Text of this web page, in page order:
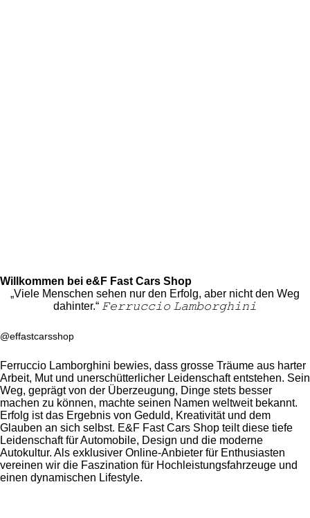
Willkommen bei e&F Fast Cars Shop
„Viele Menschen sehen nur den Erfolg, aber nicht den Weg
dahinter.“ 𝙵𝚎𝚛𝚛𝚞𝚌𝚌𝚒𝚘 𝙻𝚊𝚖𝚋𝚘𝚛𝚐𝚑𝚒𝚗𝚒
@effastcarsshop
Ferruccio Lamborghini bewies, dass grosse Träume aus harter
Arbeit, Mut und unerschütterlicher Leidenschaft entstehen. Sein
Weg, geprägt von der Überzeugung, Dinge stets besser
machen zu können, machte seinen Namen weltweit bekannt.
Erfolg ist das Ergebnis von Geduld, Kreativität und dem
Glauben an sich selbst. E&F Fast Cars Shop teilt diese tiefe
Leidenschaft für Automobile, Design und die moderne
Autokultur. Als exklusiver Online-Anbieter für Enthusiasten
vereinen wir die Faszination für Hochleistungsfahrzeuge und
einen dynamischen Lifestyle.